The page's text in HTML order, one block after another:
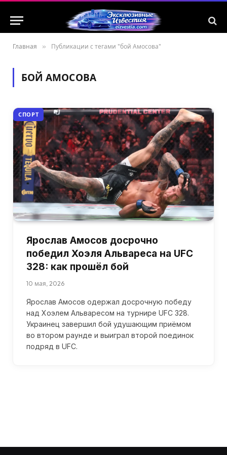
Главная » Публикации с тегами "бой Амосова"
БОЙ АМОСОВА
СПОРТ
Ярослав Амосов досрочно
победил Хоэля Альвареса на UFC
328: как прошёл бой
10 мая, 2026
Ярослав Амосов одержал досрочную победу
над Хоэлем Альваресом на турнире UFC 328.
Украинец завершил бой удушающим приёмом
во втором раунде и выиграл второй поединок
подряд в UFC.